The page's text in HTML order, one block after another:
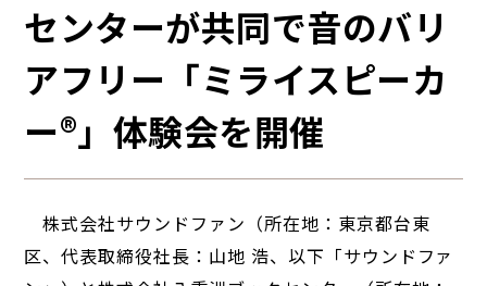
センターが共同で音のバリ
アフリー「ミライスピーカ
ー®」体験会を開催
株式会社サウンドファン（所在地：東京都台東
区、代表取締役社長：山地 浩、以下「サウンドファ